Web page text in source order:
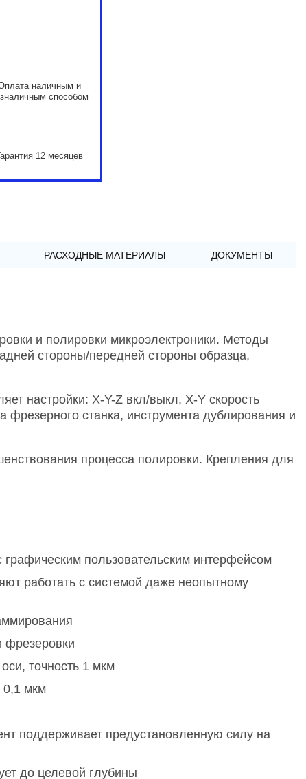
наличным и
способом
12 месяцев
РАСХОДНЫЕ МАТЕРИАЛЫ ДОКУМЕНТЫ
и полировки микроэлектроники. Методы
стороны/передней стороны образца,
настройки: X-Y-Z вкл/выкл, X-Y скорость
станка, инструмента дублирования и
процесса полировки. Крепления для
пользовательским интерфейсом
работать с системой даже неопытному
фрезеровки
точность 1 мкм
0,1 мкм
поддерживает предустановленную силу на
до целевой глубины